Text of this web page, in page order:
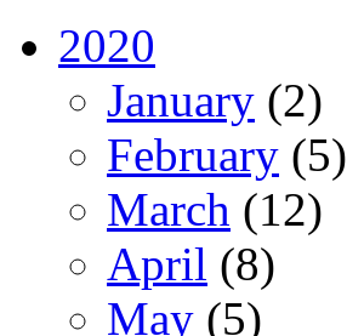
2020
January (2)
February (5)
March (12)
April (8)
May (5)